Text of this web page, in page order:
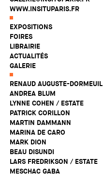
WWW.INSITUPARIS.FR
EXPOSITIONS
FOIRES
LIBRAIRIE
ACTUALITÉS
GALERIE
RENAUD AUGUSTE-DORMEUIL
ANDREA BLUM
LYNNE COHEN / ESTATE
PATRICK CORILLON
MARTIN DAMMANN
MARINA DE CARO
MARK DION
BEAU DISUNDI
LARS FREDRIKSON / ESTATE
MESCHAC GABA